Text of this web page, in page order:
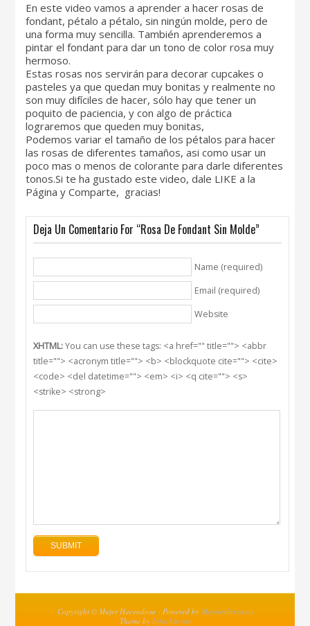
En este video vamos a aprender a hacer rosas de
fondant, pétalo a pétalo, sin ningún molde, pero de
una forma muy sencilla. También aprenderemos a
pintar el fondant para dar un tono de color rosa muy
hermoso.
Estas rosas nos servirán para decorar cupcakes o
pasteles ya que quedan muy bonitas y realmente no
son muy difíciles de hacer, sólo hay que tener un
poquito de paciencia, y con algo de práctica
lograremos que queden muy bonitas,
Podemos variar el tamaño de los pétalos para hacer
las rosas de diferentes tamaños, asi como usar un
poco mas o menos de colorante para darle diferentes
tonos.Si te ha gustado este video, dale LIKE a la
Página y Comparte, gracias!
Deja Un Comentario For “Rosa De Fondant Sin Molde”
Name (required)
Email (required)
Website
XHTML:You can use these tags: <a href="" title=""> <abbr
title=""> <acronym title=""> <b> <blockquote cite=""> <cite>
<code> <del datetime=""> <em> <i> <q cite=""> <s>
<strike> <strong>
Copyright © Mujer Hacendosa - Powered by MejoresInventos
Theme by Infochip.net